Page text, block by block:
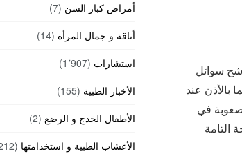
سوائل
عند
صعوبة في
التامة
أمراض كبار السن (7)
أناقة و جمال المرأة (14)
استشارات (1٬907)
الأخبار الطبية (155)
الأطفال الخدج و الرضع (2)
الأعشاب الطبية و استخدامتها (212)